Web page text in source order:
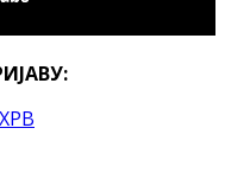
ХРВ